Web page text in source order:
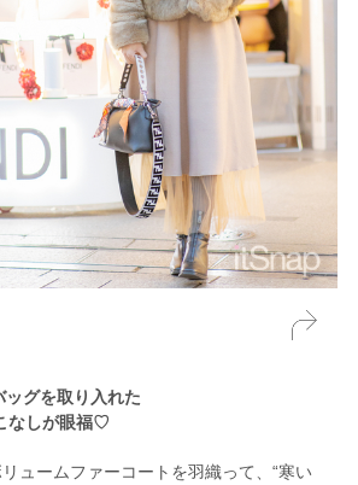
グを取り入れた
なしが眼福♡
リュームファーコートを羽織って、“寒い